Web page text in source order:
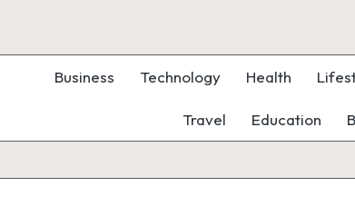
Business Technology Health
Travel Education